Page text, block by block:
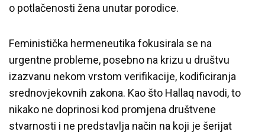
o potlačenosti žena unutar porodice.
Feministička hermeneutika fokusirala se na
urgentne probleme, posebno na krizu u društvu
izazvanu nekom vrstom verifikacije, kodificiranja
srednovjekovnih zakona. Kao što Hallaq navodi, to
nikako ne doprinosi kod promjena društvene
stvarnosti i ne predstavlja način na koji je šerijat